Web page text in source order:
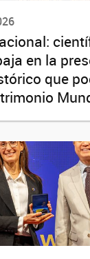
en la
que